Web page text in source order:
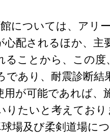
については、アリ
心配されるほか、主
ることから、この度
であり、耐震診断結
用が可能であれば、
りたいと考えてお
場及び柔剣道場に